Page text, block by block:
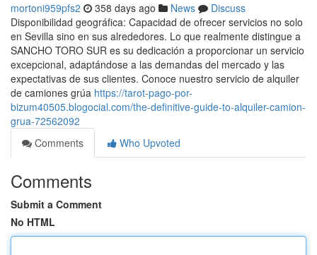
mortoni959pfs2 358 days ago News
Discuss
Disponibilidad geográfica: Capacidad de ofrecer servicios no solo
en Sevilla sino en sus alrededores. Lo que realmente distingue a
SANCHO TORO SUR es su dedicación a proporcionar un servicio
excepcional, adaptándose a las demandas del mercado y las
expectativas de sus clientes. Conoce nuestro servicio de alquiler
de camiones grúa https://tarot-pago-por-
bizum40505.blogocial.com/the-definitive-guide-to-alquiler-camion-
grua-72562092
Comments
Who Upvoted
Comments
Submit a Comment
No HTML